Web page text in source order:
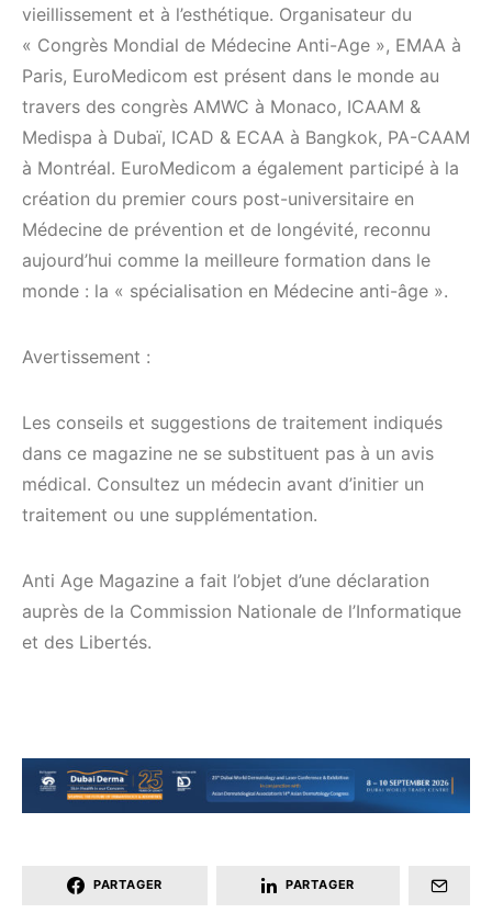
vieillissement et à l’esthétique. Organisateur du
« Congrès Mondial de Médecine Anti-Age », EMAA à
Paris, EuroMedicom est présent dans le monde au
travers des congrès AMWC à Monaco, ICAAM &
Medispa à Dubaï, ICAD & ECAA à Bangkok, PA-CAAM
à Montréal. EuroMedicom a également participé à la
création du premier cours post-universitaire en
Médecine de prévention et de longévité, reconnu
aujourd’hui comme la meilleure formation dans le
monde : la « spécialisation en Médecine anti-âge ».
Avertissement :
Les conseils et suggestions de traitement indiqués
dans ce magazine ne se substituent pas à un avis
médical. Consultez un médecin avant d’initier un
traitement ou une supplémentation.
Anti Age Magazine a fait l’objet d’une déclaration
auprès de la Commission Nationale de l’Informatique
et des Libertés.
PARTAGER PARTAGER